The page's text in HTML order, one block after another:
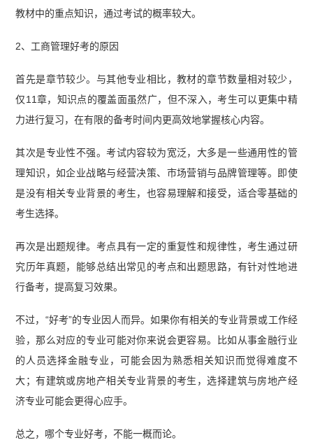
教材中的重点知识，通过考试的概率较大。
2、工商管理好考的原因
首先是章节较少。与其他专业相比，教材的章节数量相对较少，
仅11章，知识点的覆盖面虽然广，但不深入，考生可以更集中精
力进行复习，在有限的备考时间内更高效地掌握核心内容。
其次是专业性不强。考试内容较为宽泛，大多是一些通用性的管
理知识，如企业战略与经营决策、市场营销与品牌管理等。即使
是没有相关专业背景的考生，也容易理解和接受，适合零基础的
考生选择。
再次是出题规律。考点具有一定的重复性和规律性，考生通过研
究历年真题，能够总结出常见的考点和出题思路，有针对性地进
行备考，提高复习效果。
不过，“好考”的专业因人而异。如果你有相关的专业背景或工作经
验，那么对应的专业可能对你来说会更容易。比如从事金融行业
的人员选择金融专业，可能会因为熟悉相关知识而觉得难度不
大；有建筑或房地产相关专业背景的考生，选择建筑与房地产经
济专业可能会更得心应手。
总之，哪个专业好考，不能一概而论。